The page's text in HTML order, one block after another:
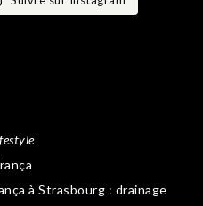
à Strasbourg : drainage